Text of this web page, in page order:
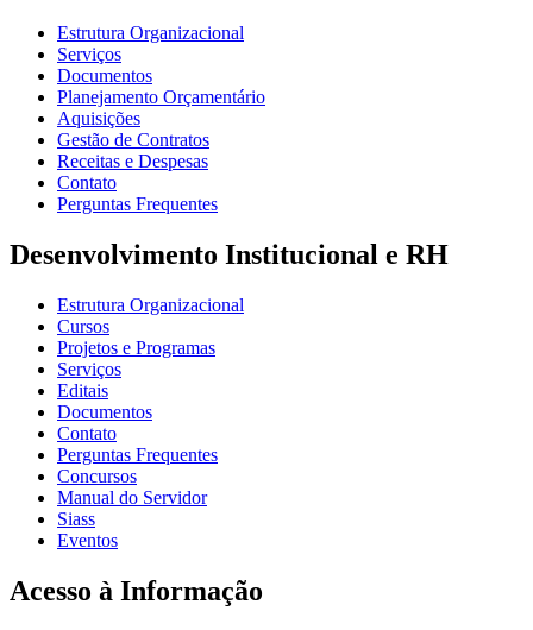
Estrutura Organizacional
Serviços
Documentos
Planejamento Orçamentário
Aquisições
Gestão de Contratos
Receitas e Despesas
Contato
Perguntas Frequentes
Desenvolvimento Institucional e RH
Estrutura Organizacional
Cursos
Projetos e Programas
Serviços
Editais
Documentos
Contato
Perguntas Frequentes
Concursos
Manual do Servidor
Siass
Eventos
Acesso à Informação